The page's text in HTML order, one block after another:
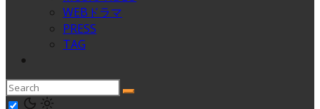
WEBドラマ
PRESS
TAG